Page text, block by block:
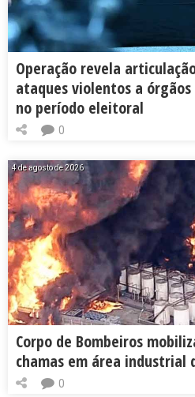
Operação revela
ataques violentos a
no período eleitoral
0
4 de agosto de 2026
Corpo de Bombeiros
chamas em área industrial
0